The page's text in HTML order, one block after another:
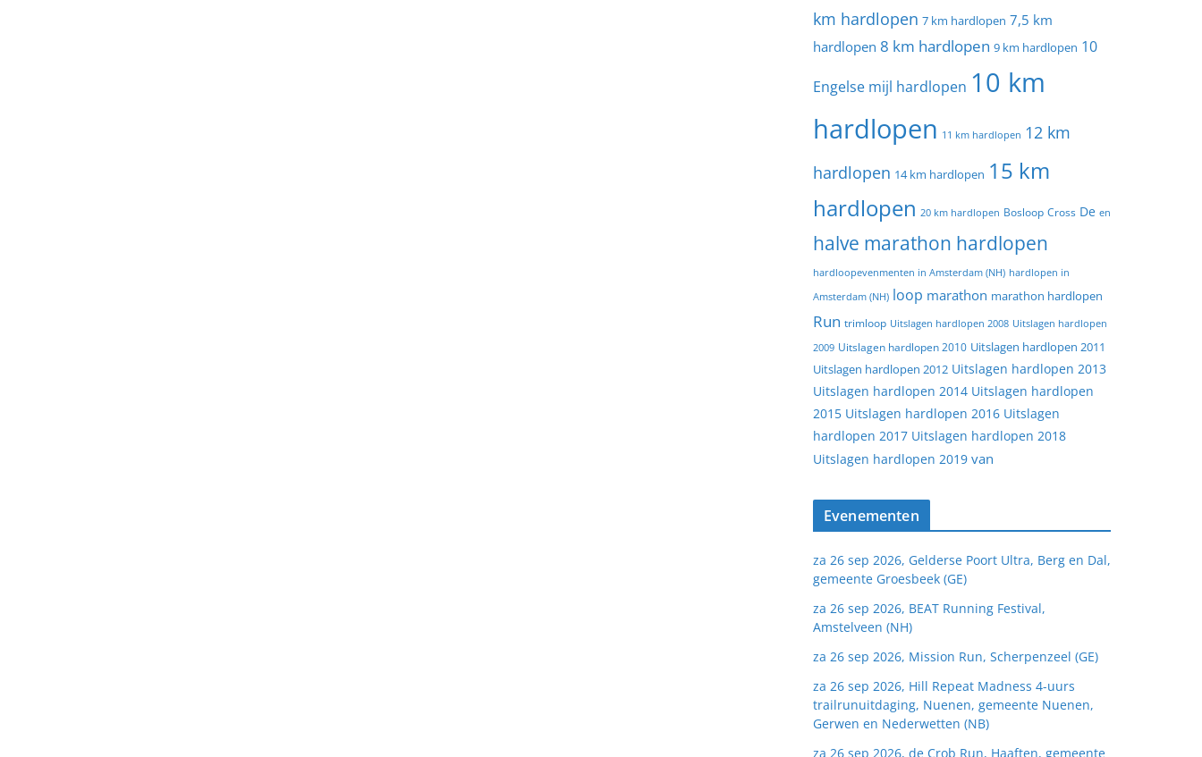
km hardlopen 7 km hardlopen 7,5 km
hardlopen 8 km hardlopen 9 km hardlopen 10
Engelse mijl hardlopen 10 km
hardlopen 11 km hardlopen 12 km
hardlopen 14 km hardlopen 15 km
hardlopen 20 km hardlopen Bosloop Cross De en
halve marathon hardlopen
hardloopevenmenten in Amsterdam (NH) hardlopen in
Amsterdam (NH) loop marathon marathon hardlopen
Run trimloop Uitslagen hardlopen 2008 Uitslagen hardlopen
2009 Uitslagen hardlopen 2010 Uitslagen hardlopen 2011
Uitslagen hardlopen 2012 Uitslagen hardlopen 2013
Uitslagen hardlopen 2014 Uitslagen hardlopen
2015 Uitslagen hardlopen 2016 Uitslagen
hardlopen 2017 Uitslagen hardlopen 2018
Uitslagen hardlopen 2019 van
Evenementen
za 26 sep 2026, Gelderse Poort Ultra, Berg en Dal,
gemeente Groesbeek (GE)
za 26 sep 2026, BEAT Running Festival,
Amstelveen (NH)
za 26 sep 2026, Mission Run, Scherpenzeel (GE)
za 26 sep 2026, Hill Repeat Madness 4-uurs
trailrunuitdaging, Nuenen, gemeente Nuenen,
Gerwen en Nederwetten (NB)
za 26 sep 2026, de Crob Run, Haaften, gemeente